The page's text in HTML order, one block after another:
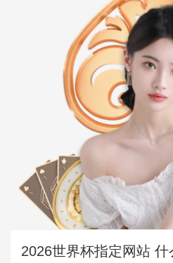
2026世界杯指定网站